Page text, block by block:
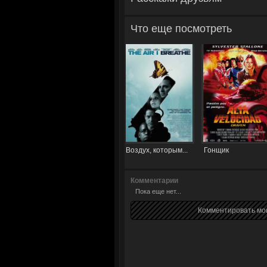
Что еще посмотреть
Воздух, которым... Гонщик
Комментарии
Пока еще нет...
Комментировать